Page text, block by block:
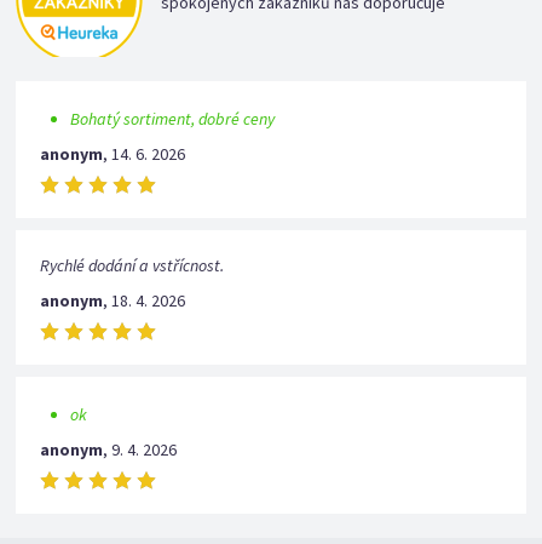
Bohatý sortiment, dobré ceny
anonym,14. 6. 2026
Rychlé dodání a vstřícnost.
anonym,18. 4. 2026
ok
anonym,9. 4. 2026